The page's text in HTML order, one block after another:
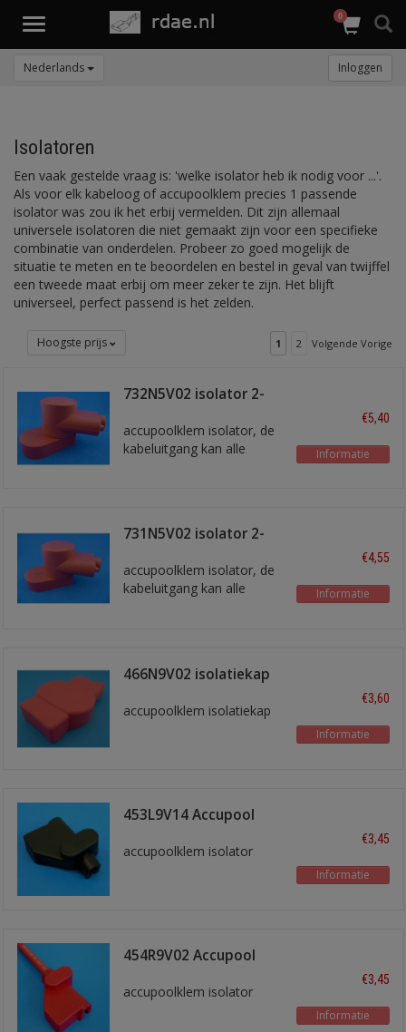
Toggle
0
Nederlands Inloggen
Isolatoren
Een vaak gestelde vraag is: 'welke isolator heb ik nodig voor ...'.
Als voor elk kabeloog of accupoolklem precies 1 passende
isolator was zou ik het erbij vermelden. Dit zijn allemaal
universele isolatoren die niet gemaakt zijn voor een specifieke
combinatie van onderdelen. Probeer zo goed mogelijk de
situatie te meten en te beoordelen en bestel in geval van twijffel
een tweede maat erbij om meer zeker te zijn. Het blijft
universeel, perfect passend is het zelden.
Hoogste prijs 1 2 Volgende Vorige
732N5V02 isolator 2-
accupoolklem isolator, de
kabeluitgang kan alle
€5,40
Informatie
731N5V02 isolator 2-
accupoolklem isolator, de
kabeluitgang kan alle
€4,55
Informatie
466N9V02 isolatiekap
accupoolklem isolatiekap
€3,60
Informatie
453L9V14 Accupool
accupoolklem isolator
€3,45
Informatie
454R9V02 Accupool
accupoolklem isolator
€3,45
Informatie